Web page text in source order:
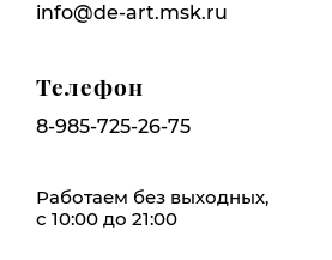
info@de-art.msk.ru
Телефон
8-985-725-26-75
Работаем без выходных,
с 10:00 до 21:00